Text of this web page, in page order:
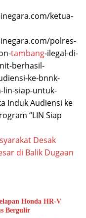
ketua-
polres-
tambang-ilegal-di-
berhasil-
ke-bnnk-
lin-siap-untuk-
Induk Audiensi ke
“LIN Siap
Desak
di Balik Dugaan
Honda HR-V
Bergulir